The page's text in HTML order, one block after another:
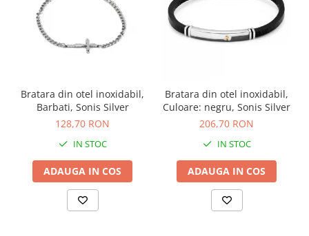
Bratara din otel inoxidabil,
Barbati, Sonis Silver
128,70 RON
IN STOC
ADAUGA IN COS
Bratara din otel inoxidabil,
Culoare: negru, Sonis Silver
206,70 RON
IN STOC
ADAUGA IN COS